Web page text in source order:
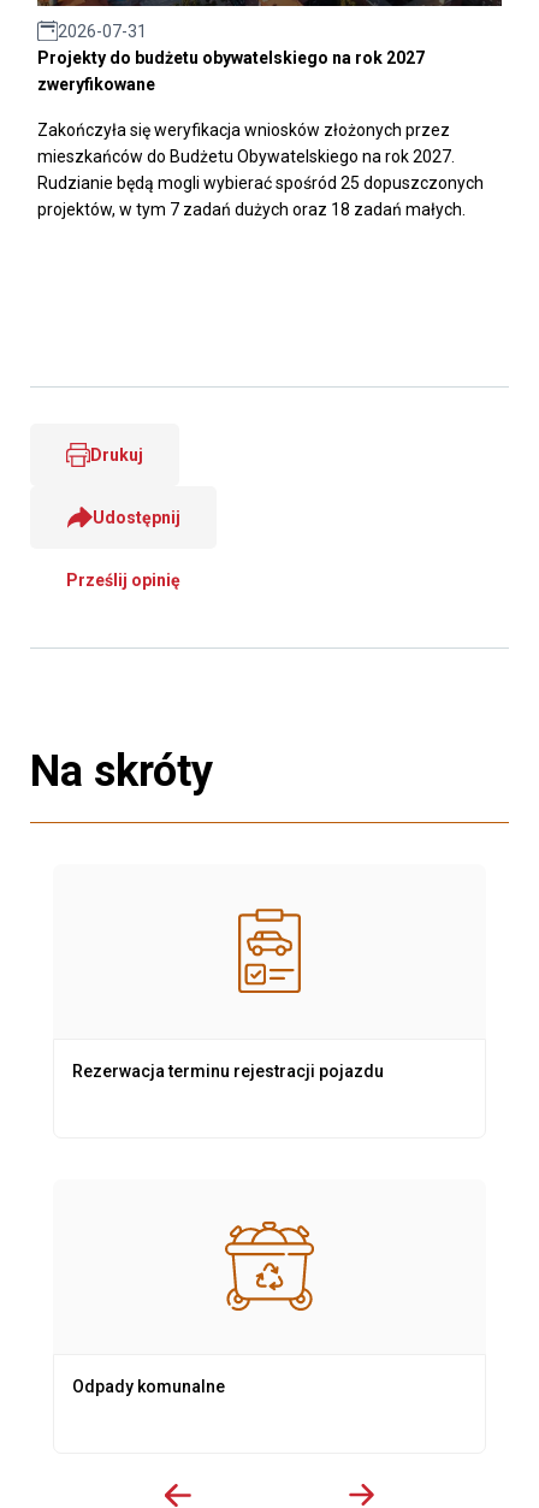
2026-07-31
Projekty do budżetu obywatelskiego na rok 2027
zweryfikowane
Zakończyła się weryfikacja wniosków złożonych przez
mieszkańców do Budżetu Obywatelskiego na rok 2027.
Rudzianie będą mogli wybierać spośród 25 dopuszczonych
projektów, w tym 7 zadań dużych oraz 18 zadań małych.
Drukuj
Udostępnij
Prześlij opinię
Na skróty
Rezerwacja terminu rejestracji pojazdu
Odpady komunalne